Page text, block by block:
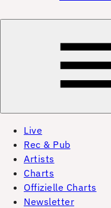
Live
Rec & Pub
Artists
Charts
Offizielle Charts
Newsletter